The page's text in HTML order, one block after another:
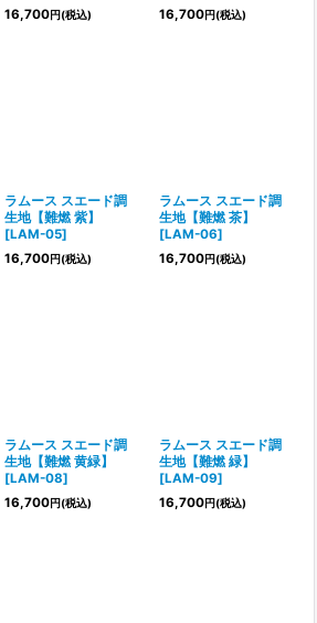
16,700円(税込)
16,700円(税込)
ラムース スエード調
生地【難燃 紫】
[LAM-05]
16,700円(税込)
ラムース スエード調
生地【難燃 茶】
[LAM-06]
16,700円(税込)
ラムース スエード調
生地【難燃 黄緑】
[LAM-08]
16,700円(税込)
ラムース スエード調
生地【難燃 緑】
[LAM-09]
16,700円(税込)